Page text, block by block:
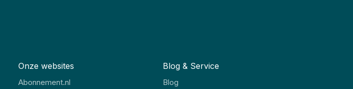
Onze websites
Abonnement.nl
Blog & Service
Blog